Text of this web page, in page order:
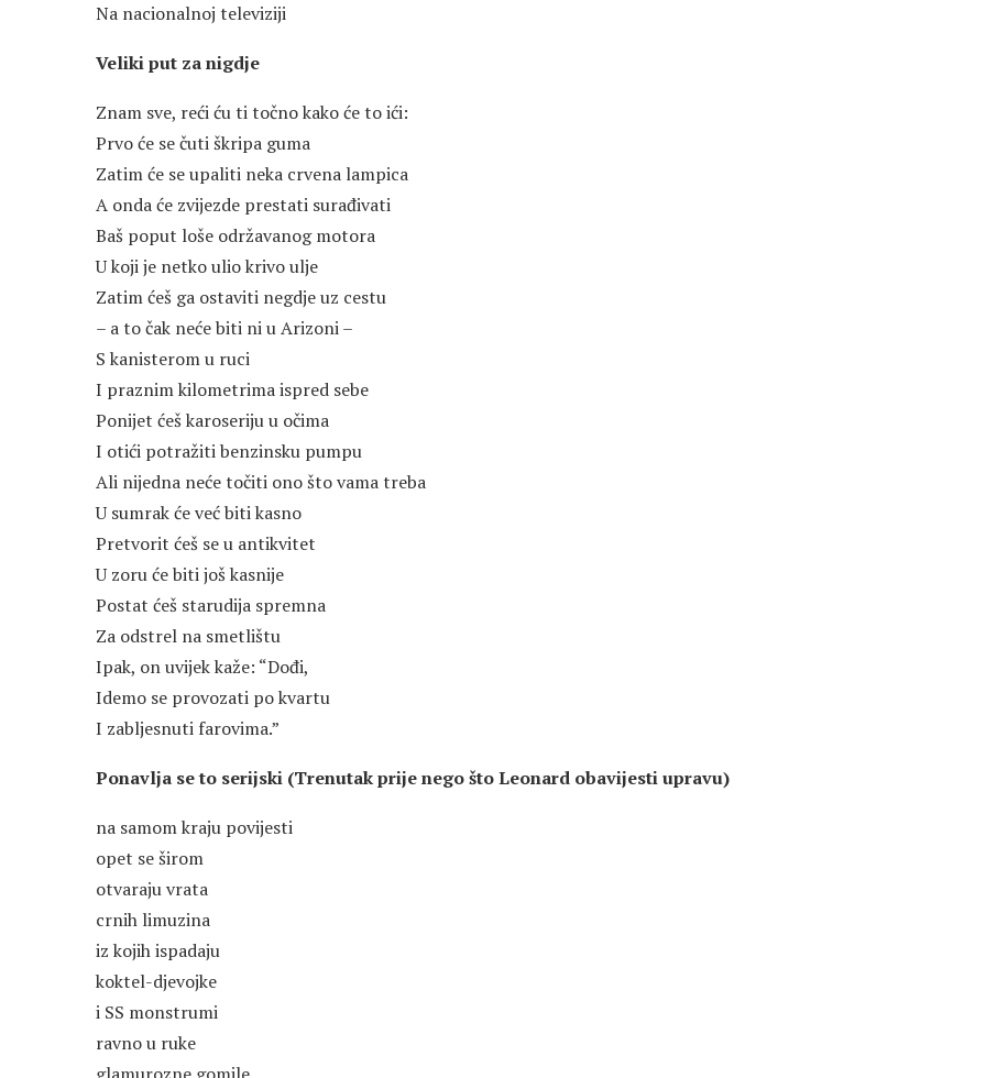
Na nacionalnoj televiziji
Veliki put za nigdje
Znam sve, reći ću ti točno kako će to ići:
Prvo će se čuti škripa guma
Zatim će se upaliti neka crvena lampica
A onda će zvijezde prestati surađivati
Baš poput loše održavanog motora
U koji je netko ulio krivo ulje
Zatim ćeš ga ostaviti negdje uz cestu
– a to čak neće biti ni u Arizoni –
S kanisterom u ruci
I praznim kilometrima ispred sebe
Ponijet ćeš karoseriju u očima
I otići potražiti benzinsku pumpu
Ali nijedna neće točiti ono što vama treba
U sumrak će već biti kasno
Pretvorit ćeš se u antikvitet
U zoru će biti još kasnije
Postat ćeš starudija spremna
Za odstrel na smetlištu
Ipak, on uvijek kaže: “Dođi,
Idemo se provozati po kvartu
I zabljesnuti farovima.”
Ponavlja se to serijski (Trenutak prije nego što Leonard obavijesti upravu)
na samom kraju povijesti
opet se širom
otvaraju vrata
crnih limuzina
iz kojih ispadaju
koktel-djevojke
i SS monstrumi
ravno u ruke